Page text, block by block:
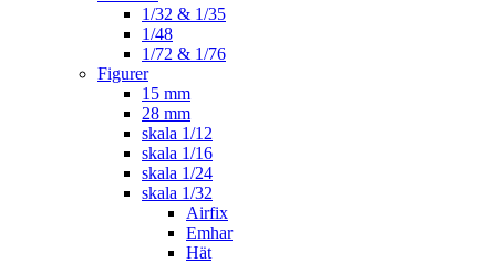
1/32 & 1/35
1/48
1/72 & 1/76
Figurer
15 mm
28 mm
skala 1/12
skala 1/16
skala 1/24
skala 1/32
Airfix
Emhar
Hät